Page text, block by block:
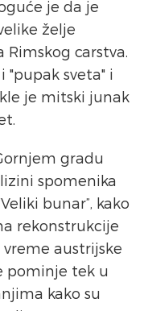
je da je
želje
carstva.
"pupak sveta" i
je mitski junak
gradu
spomenika
bunar”, kako
rekonstrukcije
vreme austrijske
pominje tek u
kako su